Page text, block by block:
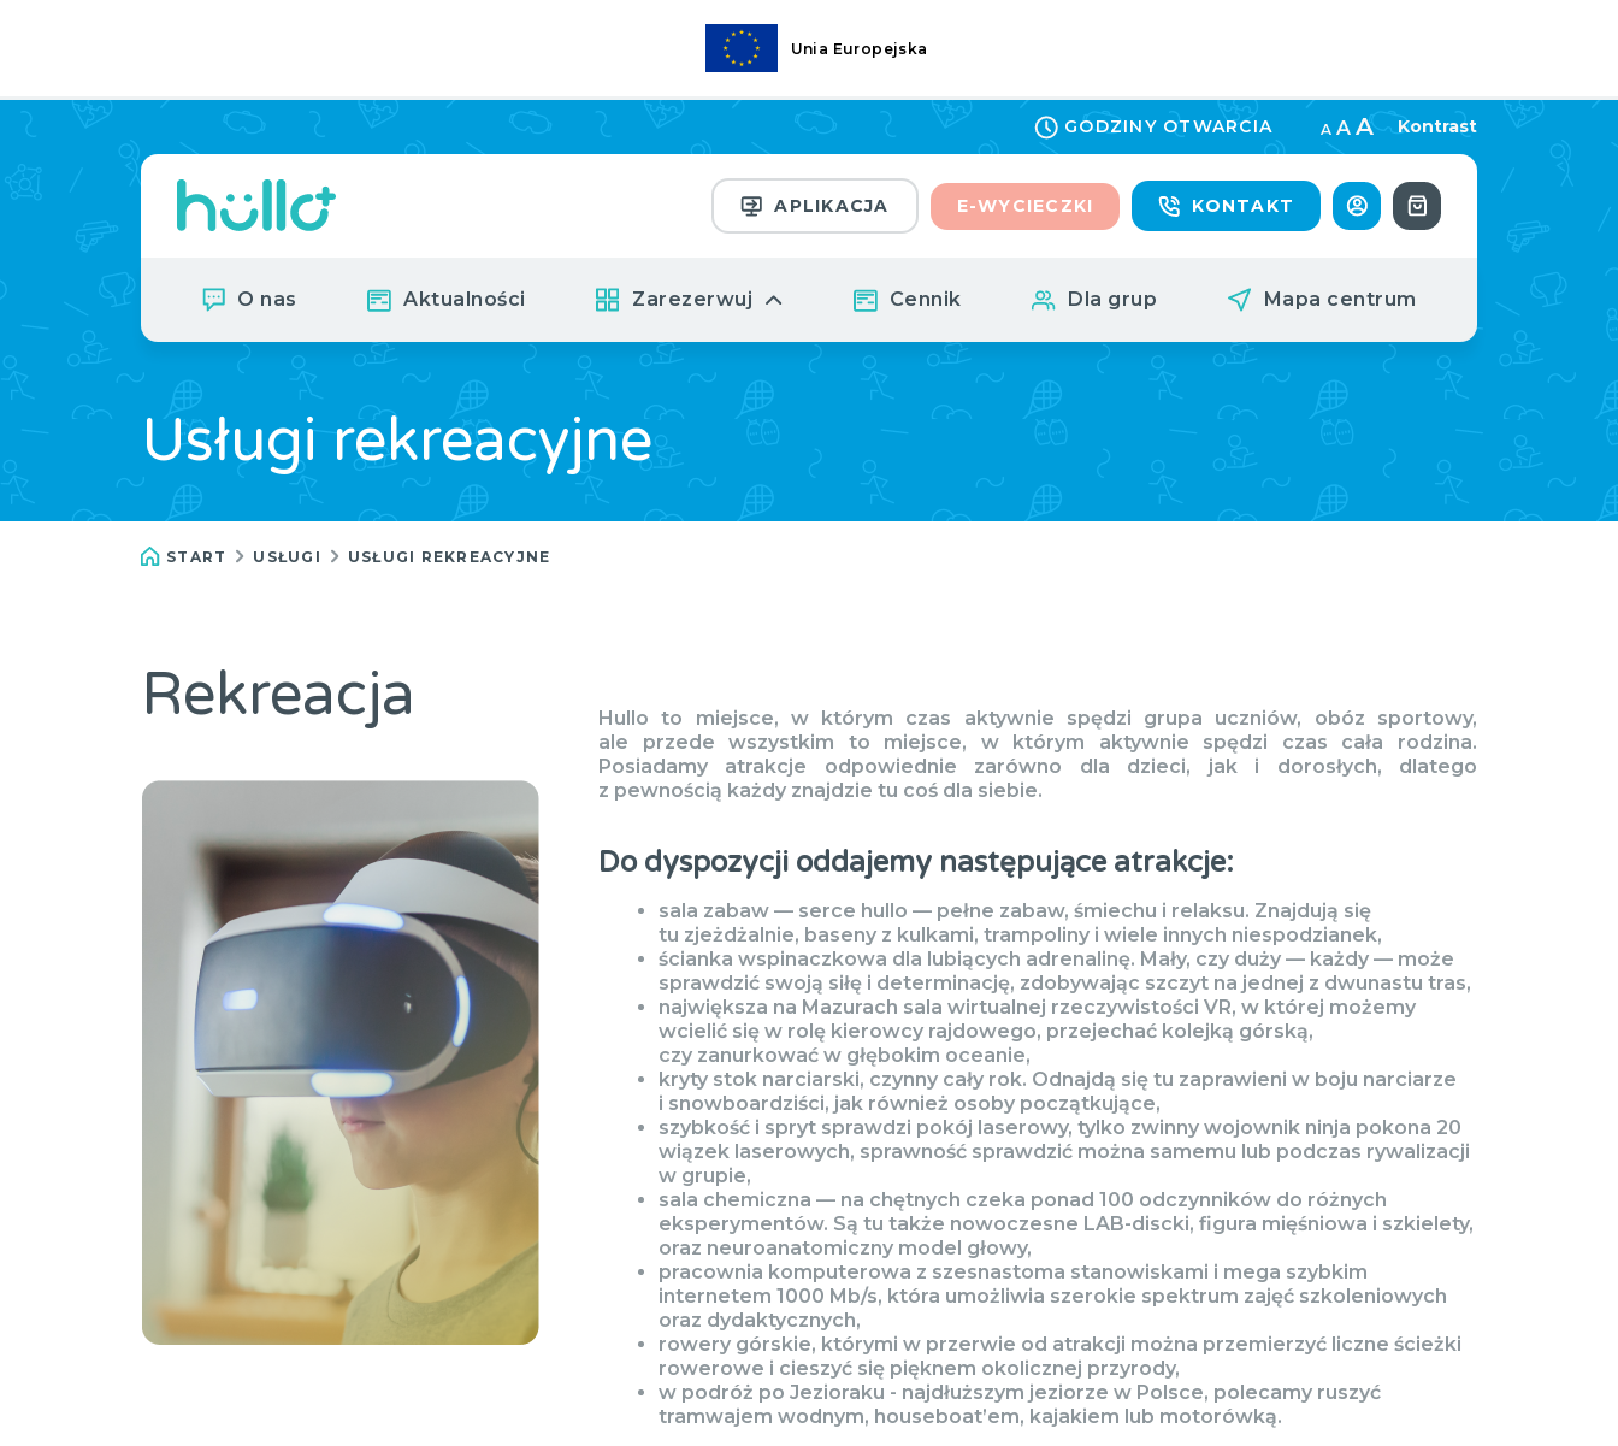
Unia Europejska
GODZINY OTWARCIA A A A Kontrast
APLIKACJA E-WYCIECZKI KONTAKT
O nas Aktualności Zarezerwuj Cennik Dla grup Mapa centrum
Usługi rekreacyjne
START USŁUGI USŁUGI REKREACYJNE
Rekreacja
Hullo to miejsce, w którym czas aktywnie spędzi grupa uczniów, obóz sportowy,
ale przede wszystkim to miejsce, w którym aktywnie spędzi czas cała rodzina.
Posiadamy atrakcje odpowiednie zarówno dla dzieci, jak i dorosłych, dlatego
z pewnością każdy znajdzie tu coś dla siebie.
Do dyspozycji oddajemy następujące atrakcje:
sala zabaw — serce hullo — pełne zabaw, śmiechu i relaksu. Znajdują się
tu zjeżdżalnie, baseny z kulkami, trampoliny i wiele innych niespodzianek,
ścianka wspinaczkowa dla lubiących adrenalinę. Mały, czy duży — każdy — może
sprawdzić swoją siłę i determinację, zdobywając szczyt na jednej z dwunastu tras,
największa na Mazurach sala wirtualnej rzeczywistości VR, w której możemy
wcielić się w rolę kierowcy rajdowego, przejechać kolejką górską,
czy zanurkować w głębokim oceanie,
kryty stok narciarski, czynny cały rok. Odnajdą się tu zaprawieni w boju narciarze
i snowboardziści, jak również osoby początkujące,
szybkość i spryt sprawdzi pokój laserowy, tylko zwinny wojownik ninja pokona 20
wiązek laserowych, sprawność sprawdzić można samemu lub podczas rywalizacji
w grupie,
sala chemiczna — na chętnych czeka ponad 100 odczynników do różnych
eksperymentów. Są tu także nowoczesne LAB-discki, figura mięśniowa i szkielety,
oraz neuroanatomiczny model głowy,
pracownia komputerowa z szesnastoma stanowiskami i mega szybkim
internetem 1000 Mb/s, która umożliwia szerokie spektrum zajęć szkoleniowych
oraz dydaktycznych,
rowery górskie, którymi w przerwie od atrakcji można przemierzyć liczne ścieżki
rowerowe i cieszyć się pięknem okolicznej przyrody,
w podróż po Jezioraku - najdłuższym jeziorze w Polsce, polecamy ruszyć
tramwajem wodnym, houseboat’em, kajakiem lub motorówką.